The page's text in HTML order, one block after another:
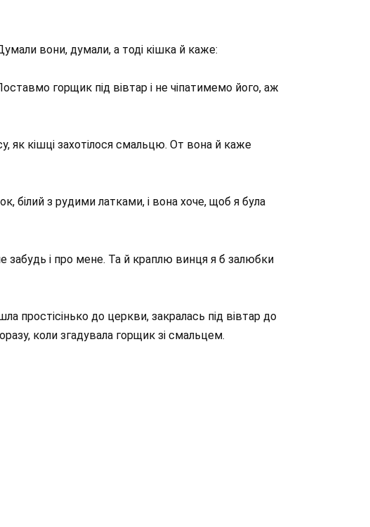
вони, думали, а тоді кішка й каже:
горщик під вівтар і не чіпатимемо його, аж
як кішці захотілося смальцю. От вона й каже
білий з рудими латками, і вона хоче, щоб я була
і про мене. Та й краплю винця я б залюбки
простісінько до церкви, закралась під вівтар до
коли згадувала горщик зі смальцем.